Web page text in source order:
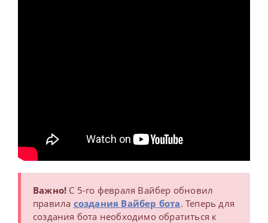
Важно! С 5-го февраля Вайбер обновил
правила создания Вайбер бота. Теперь для
создания бота необходимо обратиться к